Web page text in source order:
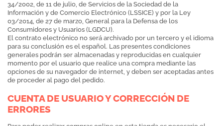
34/2002, de 11 de julio, de Servicios de la Sociedad de la
Información y de Comercio Electrónico (LSSICE) y por la Ley
03/2014, de 27 de marzo, General para la Defensa de los
Consumidores y Usuarios (LGDCU).
El contrato electrónico no será archivado por un tercero y el idioma
para su conclusión es el español. Las presentes condiciones
generales podrán ser almacenadas y reproducidas en cualquier
momento por el usuario que realice una compra mediante las
opciones de su navegador de internet, y deben ser aceptadas antes
de proceder al pago del pedido.
CUENTA DE USUARIO Y CORRECCIÓN DE
ERRORES